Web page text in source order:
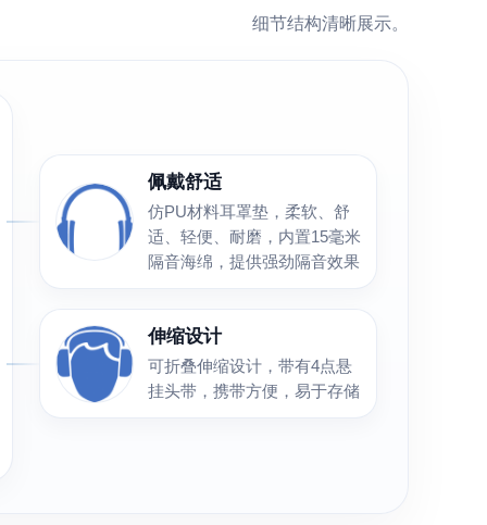
细节结构清晰展示。
佩戴舒适
仿PU材料耳罩垫，柔软、舒
适、轻便、耐磨，内置15毫米
隔音海绵，提供强劲隔音效果
伸缩设计
可折叠伸缩设计，带有4点悬
挂头带，携带方便，易于存储